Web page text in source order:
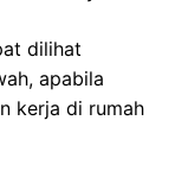
dilihat
apabila
kerja di rumah